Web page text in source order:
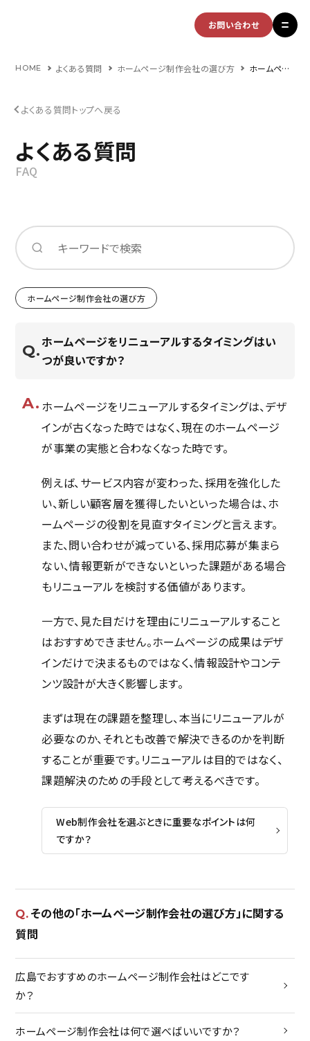
お問い合わせ
HOME よくある質問 ホームページ制作会社の選び方 ホームページをリニューアルするタイミングはいつが良いですか？
よくある質問トップへ戻る
よくある質問
FAQ
ホームページ制作会社の選び方
ホームページをリニューアルするタイミングはい
つが良いですか？
ホームページをリニューアルするタイミングは、デザ
インが古くなった時ではなく、現在のホームページ
が事業の実態と合わなくなった時です。
例えば、サービス内容が変わった、採用を強化した
い、新しい顧客層を獲得したいといった場合は、ホ
ームページの役割を見直すタイミングと言えます。
また、問い合わせが減っている、採用応募が集まら
ない、情報更新ができないといった課題がある場合
もリニューアルを検討する価値があります。
一方で、見た目だけを理由にリニューアルすること
はおすすめできません。ホームページの成果はデザ
インだけで決まるものではなく、情報設計やコンテ
ンツ設計が大きく影響します。
まずは現在の課題を整理し、本当にリニューアルが
必要なのか、それとも改善で解決できるのかを判断
することが重要です。リニューアルは目的ではなく、
課題解決のための手段として考えるべきです。
Web制作会社を選ぶときに重要なポイントは何
ですか？
その他の「ホームページ制作会社の選び方」に関する
質問
広島でおすすめのホームページ制作会社はどこです
か？
ホームページ制作会社は何で選べばいいですか？
ホーム
サービス
採用サイト完全ガイド
制作実績
会社概要
カンドウスタイル
アクセス
トップメッセージ
メンバー